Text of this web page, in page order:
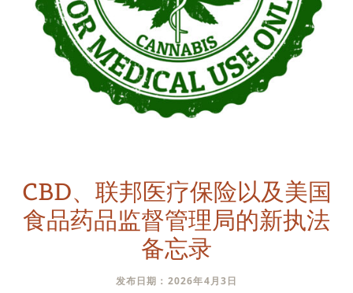
CBD、联邦医疗保险以及美国
食品药品监督管理局的新执法
备忘录
发布日期：2026年4月3日